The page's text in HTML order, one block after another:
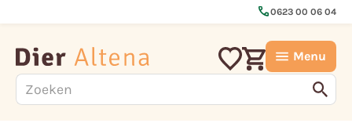
call0623 00 06 04
Menu